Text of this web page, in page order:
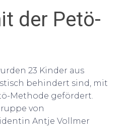
der Petö-
23 Kinder aus
behindert sind, mit
Methode gefördert.
von
Antje Vollmer